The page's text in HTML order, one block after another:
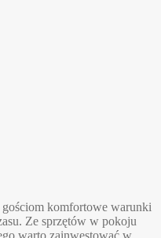
komfortowe warunki
Ze sprzętów w pokoju
warto zainwestować w